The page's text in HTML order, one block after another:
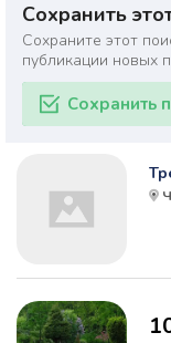
Сохранить
Сохраните этот
публикации новых
Сохранить